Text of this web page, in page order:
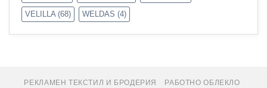
VELILLA (68) WELDAS (4)
РЕКЛАМЕН ТЕКСТИЛ И БРОДЕРИЯ
РАБОТНО ОБЛЕКЛО